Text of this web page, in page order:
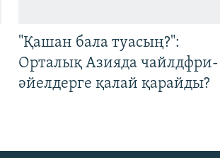
"Қашан бала туасың?":
Орталық Азияда чайлдфри-
әйелдерге қалай қарайды?